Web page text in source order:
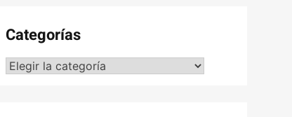
Categorías
Categorías